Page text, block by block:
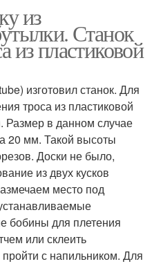
из
Станок
из пластиковой
изготовил станок. Для
троса из пластиковой
Размер в данном случае
20 мм. Такой высоты
Доски не было,
из двух кусков
место под
бобины для плетения
или склеить
с напильником. Для